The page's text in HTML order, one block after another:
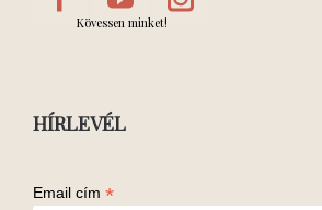
Kövessen minket!
HÍRLEVÉL
Email cím *